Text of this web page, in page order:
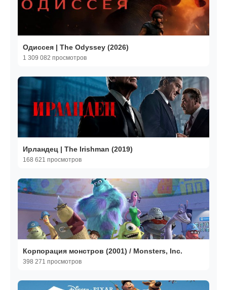
Одиссея | The Odyssey (2026)
1 309 082 просмотров
Ирландец | The Irishman (2019)
168 621 просмотров
Корпорация монстров (2001) / Monsters, Inc.
398 271 просмотров